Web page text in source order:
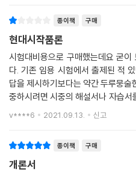
종이책 구매
현대시작품론
시험대비용으로 구매했는데요 굳
다. 기존 임용 시험에서 출제된 적
답을 제시하기보다는 약간 두루뭉
중하시려면 시중의 해설서나 자습서
록된 시 작품이 뭐뭐 있는지 확인하
v****6 2021.09.13. 신고
종이책 구매
개론서